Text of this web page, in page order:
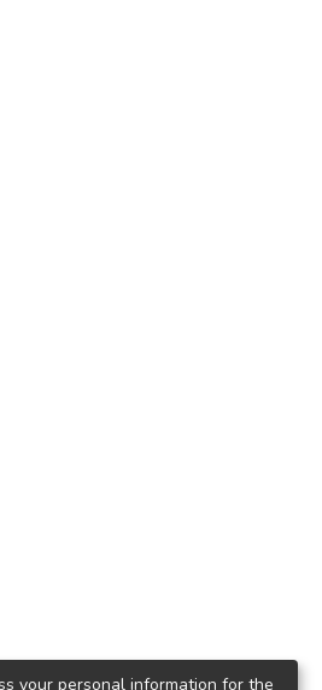
your personal information for the